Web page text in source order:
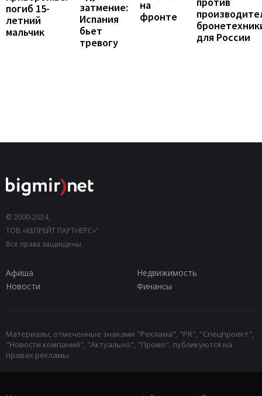
погиб 15-
летний
мальчик
затмение:
Испания
бьет
тревогу
на
фронте
для России
© 2000-2024,
ТОВ «КЕПРЕЙТ ПАРТНЕРС»".
Все права защищены.
Афиша
Недвижимость
Новости
Финансы
Материалы, отмеченные знаками "Реклама", "PR", "Спецпроект",
"Новости компаний", "Актуально", "Промо", публикуются на
правах рекламы.